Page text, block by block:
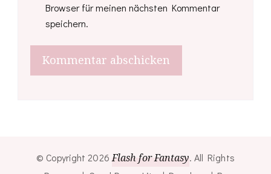
Browser für meinen nächsten Kommentar
speichern.
© Copyright 2026 Flash for Fantasy. All Rights